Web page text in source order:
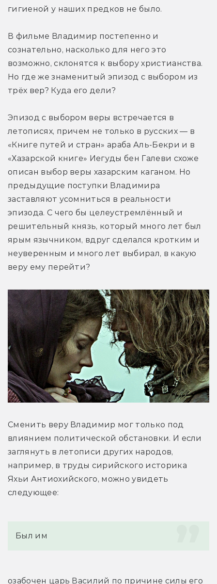
гигиеной у наших предков не было.
В фильме Владимир постепенно и
сознательно, насколько для него это
возможно, склонятся к выбору христианства.
Но где же знаменитый эпизод с выбором из
трёх вер? Куда его дели?
Эпизод с выбором веры встречается в
летописях, причем не только в русских — в
«Книге путей и стран» араба Аль-Бекри и в
«Хазарской книге» Иегуды бен Галеви схоже
описан выбор веры хазарским каганом. Но
предыдущие поступки Владимира
заставляют усомниться в реальности
эпизода. С чего бы целеустремлённый и
решительный князь, который много лет был
ярым язычником, вдруг сделался кротким и
неуверенным и много лет выбирал, в какую
веру ему перейти?
Сменить веру Владимир мог только под
влиянием политической обстановки. И если
заглянуть в летописи других народов,
например, в труды сирийского историка
Яхьи Антиохийского, можно увидеть
следующее:
Был им
озабочен царь Василий по причине силы его